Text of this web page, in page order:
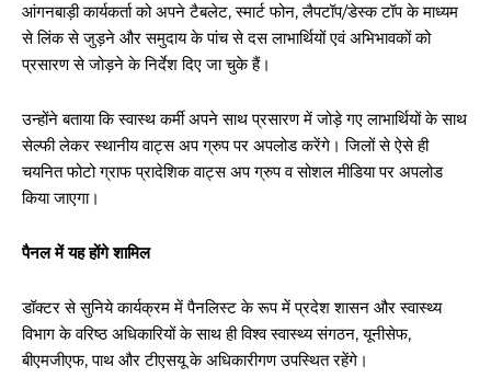
आंगनबाड़ी कार्यकर्ता को अपने टैबलेट, स्मार्ट फोन, लैपटॉप/डेस्क टॉप के माध्यम
से लिंक से जुड़ने और समुदाय के पांच से दस लाभार्थियों एवं अभिभावकों को
प्रसारण से जोड़ने के निर्देश दिए जा चुके हैं।
उन्होंने बताया कि स्वास्थ कर्मी अपने साथ प्रसारण में जोड़े गए लाभार्थियों के साथ
सेल्फी लेकर स्थानीय वाट्स अप ग्रुप पर अपलोड करेंगे। जिलों से ऐसे ही
चयनित फोटो ग्राफ प्रादेशिक वाट्स अप ग्रुप व सोशल मीडिया पर अपलोड
किया जाएगा।
पैनल में यह होंगे शामिल
डॉक्टर से सुनिये कार्यक्रम में पैनलिस्ट के रूप में प्रदेश शासन और स्वास्थ्य
विभाग के वरिष्ठ अधिकारियों के साथ ही विश्व स्वास्थ्य संगठन, यूनीसेफ,
बीएमजीएफ, पाथ और टीएसयू के अधिकारीगण उपस्थित रहेंगे।